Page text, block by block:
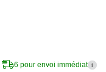
6 pour envoi immédiat i